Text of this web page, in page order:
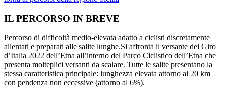
IL PERCORSO IN BREVE
Percorso di difficoltà medio-elevata adatto a ciclisti discretamente
allentati e preparati alle salite lunghe.Si affronta il versante del Giro
d’Italia 2022 dell’Etna all’interno del Parco Ciclistico dell’Etna che
presenta molteplici versanti da scalare. Tutte le salite presentano la
stessa caratteristica principale: lunghezza elevata attorno ai 20 km
con pendenza non eccessive (attorno al 6%).